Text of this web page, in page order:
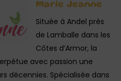
Marie Jeanne
Située à Andel près
de Lamballe dans les
Côtes d’Armor, la
avec passion une
décennies. Spécialisée dans